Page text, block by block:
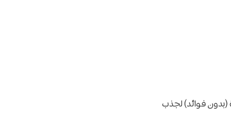
(بدون فوائد) لجذب